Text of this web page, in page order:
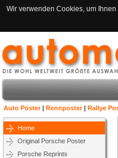
Wir verwenden Cookies, um
Auto Poster| Rennposter| Rallye
Home
Original Porsche Poster
Porsche Reprints